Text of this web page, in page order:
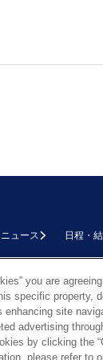
ニュース 日程・
you are
specific property,
site
advertising
by clicking the
please refer to